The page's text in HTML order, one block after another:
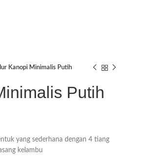
Kanopi Minimalis Putih
Putih
yang sederhana dengan 4 tiang
kelambu